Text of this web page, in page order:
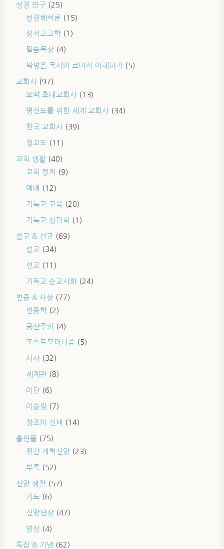
성경 연구 (25)
성경해석론 (15)
성서고고학 (1)
말씀묵상 (4)
박병은 목사의 로마서 이해하기 (5)
교회사 (97)
요약 초대교회사 (13)
평신도를 위한 세계 교회사 (34)
한국 교회사 (39)
청교도 (11)
교회 생활 (40)
교회 정치
(9)
예배 (12)
기독교 교육 (20)
기독교 상담학 (1)
설교 & 선교
(69)
설교
(34)
선교 (11)
기독교 순교사화 (24)
변증 & 사상 (77)
변증학 (2)
공산주의 (4)
포스트모더니즘 (5)
시사 (32)
세계관 (8)
이단 (6)
이슬람 (7)
창조의 신비 (14)
출판물 (75)
월간 개혁신앙 (23)
부록 (52)
신앙 생활 (57)
기도 (6)
신앙단상 (47)
영성 (4)
특집 & 기념 (62)